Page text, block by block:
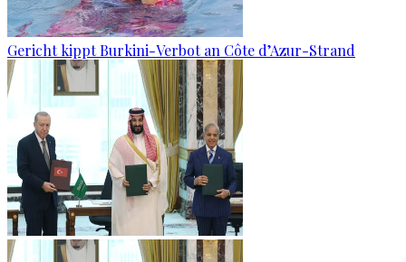
Gericht kippt Burkini-Verbot an Côte d’Azur-Strand